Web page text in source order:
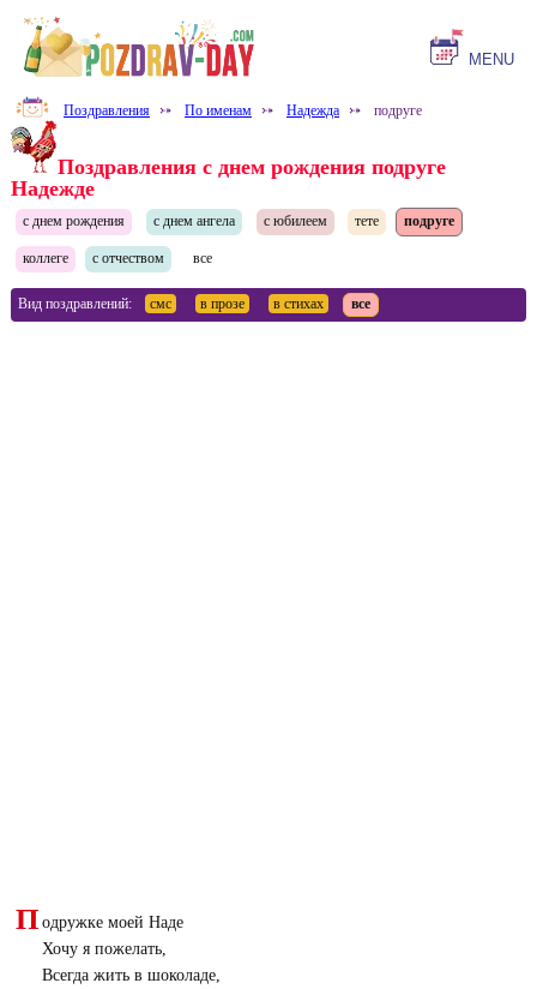
MENU
Поздравления ⤐ По именам ⤐ Надежда ⤐ подруге
Поздравления с днем рождения подруге
Надежде
с днем рождения с днем ангела с юбилеем тете подруге
коллеге с отчеством все
Вид поздравлений: смс в прозе в стихах все
П одружке моей Наде
Хочу я пожелать,
Всегда жить в шоколаде,